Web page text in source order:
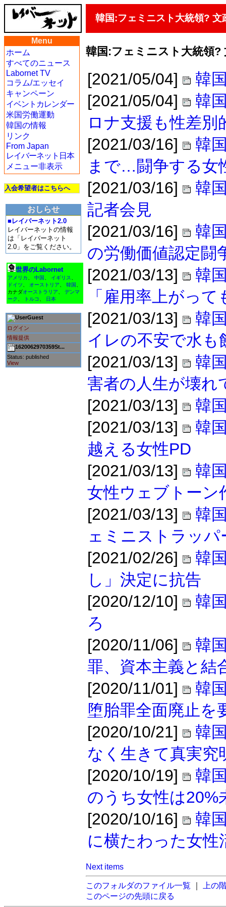
韓国:フェミニスト大統領?
Menu
ホーム
すべてのニュース
Labornet TV
コラム/エッセイ
キャンペーン
イベントカレンダー
米国労働運動
韓国の情報
リンク
From Japan
レイバーネット日本
メニュー非表示
入会希望者はこちらへ
おしらせ
■レイバーネット2.0
レイバーネットの情報
は「レイバーネット
2.0」をご覧ください。
世界のLabornet
アメリカ 中国 イギリス
ドイツ
オーストリア 韓国
カナダオーストラリア
デンマ
ーク
トルコ 日本
Guest
ログイン
情報提供
1620062970359St...
Status: published
View
韓国:フェミニスト大統領?
[2021/05/04]
韓
[2021/05/04]
韓
ロナ支援も性差別
[2021/03/16]
韓
まで…闘争する女
[2021/03/16]
韓
記者会見
[2021/03/16]
韓
の労働価値認定闘
[2021/03/13]
韓
「雇用率上がっ
[2021/03/13]
韓
イレの不安で水も
[2021/03/13]
韓
害者の人生が壊れ
[2021/03/13]
韓
[2021/03/13]
韓
越える女性PD
[2021/03/13]
韓
女性ウェブトーン
[2021/03/13]
韓
ェミニストラッパ
[2021/02/26]
韓
し」決定に抗告
[2020/12/10]
韓
ろ
[2020/11/06]
韓
罪、資本主義と結
[2020/11/01]
韓
堕胎罪全面廃止を
[2020/10/21]
韓
なく生きて真実究
[2020/10/19]
韓
のうち女性は20%
[2020/10/16]
韓
に横たわった女性
Next items
このフォルダのファイル一覧
上の
このページの先頭に戻る